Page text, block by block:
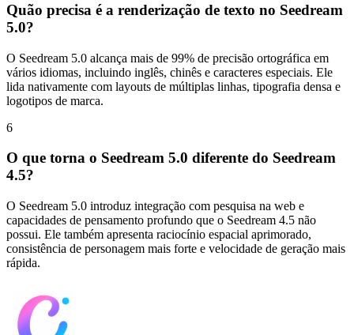
Quão precisa é a renderização de texto no Seedream
5.0?
O Seedream 5.0 alcança mais de 99% de precisão ortográfica em
vários idiomas, incluindo inglês, chinês e caracteres especiais. Ele
lida nativamente com layouts de múltiplas linhas, tipografia densa e
logotipos de marca.
6
O que torna o Seedream 5.0 diferente do Seedream
4.5?
O Seedream 5.0 introduz integração com pesquisa na web e
capacidades de pensamento profundo que o Seedream 4.5 não
possui. Ele também apresenta raciocínio espacial aprimorado,
consistência de personagem mais forte e velocidade de geração mais
rápida.